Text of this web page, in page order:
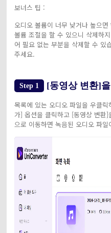
보너스 팁 :
오디오 볼륨이 너무 낮거나 높으
볼륨 조절을 할 수 있으니 삭제하
어 필요 없는 부분을 삭제할 수 있
주세요.
Step 1 [동영상 변환]
목록에 있는 오디오 파일을 우클
가] 옵션을 클릭하고 [동영상 변환
으로 이동하면 녹음된 오디오 파